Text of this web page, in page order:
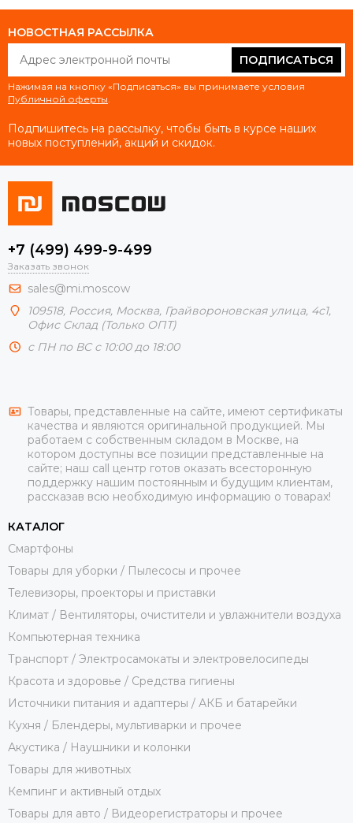
НОВОСТНАЯ РАССЫЛКА
ПОДПИСАТЬСЯ
Нажимая на кнопку «Подписаться» вы принимаете условия
Публичной оферты.
Подпишитесь на рассылку, чтобы быть в курсе наших
новых поступлений, акций и скидок.
+7 (499) 499-9-499
Заказать звонок
sales@mi.moscow
109518, Россия, Москва, Грайвороновская улица, 4с1,
Офис Склад (Только ОПТ)
с ПН по ВС с 10:00 до 18:00
Товары, представленные на сайте, имеют сертификаты
качества и являются оригинальной продукцией. Мы
работаем с собственным складом в Москве, на
котором доступны все позиции представленные на
сайте; наш call центр готов оказать всесторонную
поддержку нашим постоянным и будущим клиентам,
рассказав всю необходимую информацию о товарах!
КАТАЛОГ
Смартфоны
Товары для уборки / Пылесосы и прочее
Телевизоры, проекторы и приставки
Климат / Вентиляторы, очистители и увлажнители воздуха
Компьютерная техника
Транспорт / Электросамокаты и электровелосипеды
Красота и здоровье / Средства гигиены
Источники питания и адаптеры / АКБ и батарейки
Кухня / Блендеры, мультиварки и прочее
Акустика / Наушники и колонки
Товары для животных
Кемпинг и активный отдых
Товары для авто / Видеорегистраторы и прочее